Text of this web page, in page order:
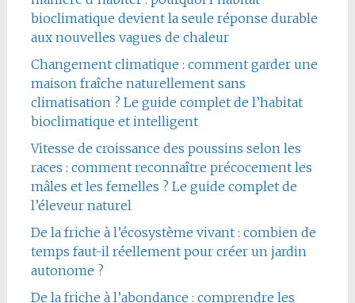
bioclimatique devient la seule réponse durable
aux nouvelles vagues de chaleur
Changement climatique : comment garder une
maison fraîche naturellement sans
climatisation ? Le guide complet de l’habitat
bioclimatique et intelligent
Vitesse de croissance des poussins selon les
races : comment reconnaître précocement les
mâles et les femelles ? Le guide complet de
l’éleveur naturel
De la friche à l’écosystème vivant : combien de
temps faut-il réellement pour créer un jardin
autonome ?
De la friche à l’abondance : comprendre les